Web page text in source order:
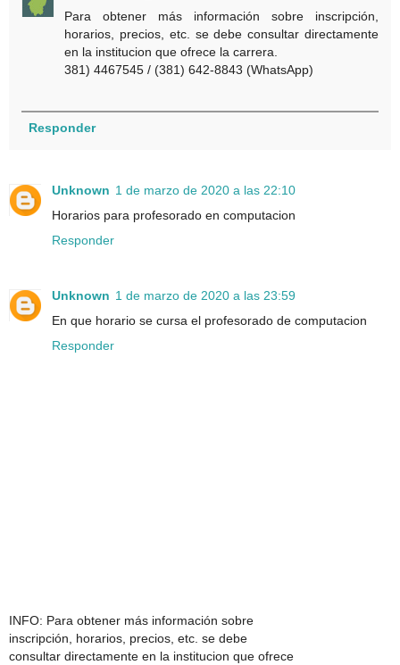
Para obtener más información sobre inscripción,
horarios, precios, etc. se debe consultar directamente
en la institucion que ofrece la carrera.
381) 4467545 / (381) 642-8843 (WhatsApp)
Responder
Unknown 1 de marzo de 2020 a las 22:10
Horarios para profesorado en computacion
Responder
Unknown 1 de marzo de 2020 a las 23:59
En que horario se cursa el profesorado de computacion
Responder
INFO: Para obtener más información sobre
inscripción, horarios, precios, etc. se debe
consultar directamente en la institucion que ofrece